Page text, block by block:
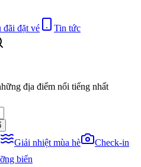
đãi đặt vé Tin tức
địa điểm nổi tiếng nhất
Giải nhiệt mùa hè
Check-in
biển